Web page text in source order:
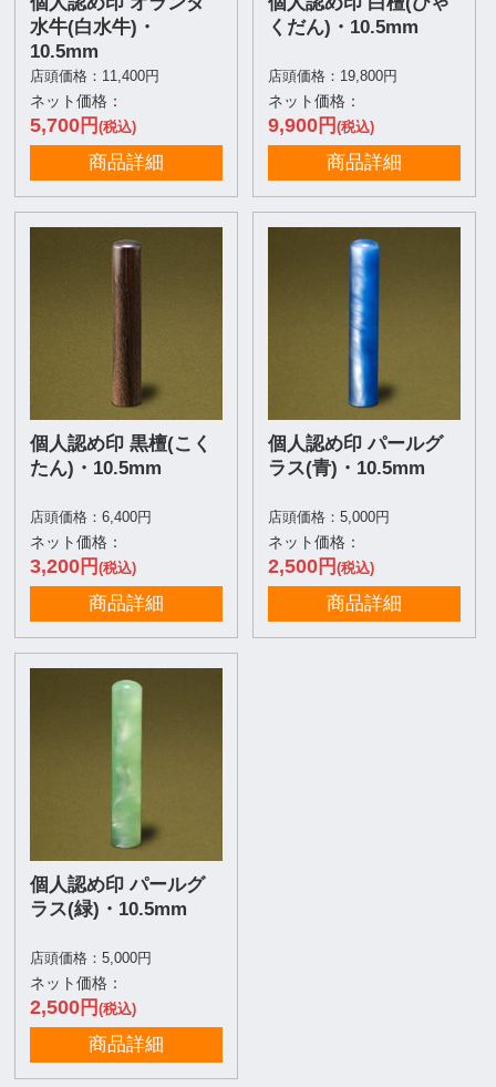
水牛(白水牛)・
10.5mm
店頭価格：11,400円
ネット価格：
5,700円(税込)
商品詳細
くだん)・10.5mm
店頭価格：19,800円
ネット価格：
9,900円 (税込)
商品詳細
個人認め印 黒檀(こく
たん)・10.5mm
店頭価格：6,400円
ネット価格：
3,200円(税込)
商品詳細
個人認め印 パールグ
ラス(青)・10.5mm
店頭価格：5,000円
ネット価格：
2,500円 (税込)
商品詳細
個人認め印 パールグ
ラス(緑)・10.5mm
店頭価格：5,000円
ネット価格：
2,500円(税込)
商品詳細